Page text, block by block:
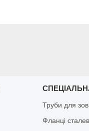
Труби для
Фланці